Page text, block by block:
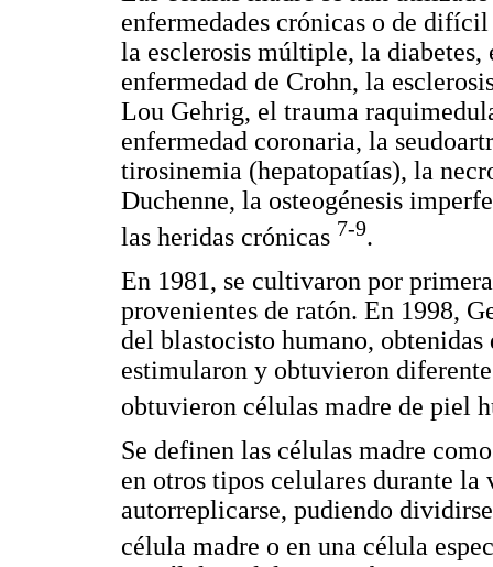
enfermedades crónicas o de
la esclerosis múltiple, la
enfermedad de Crohn, la
Lou Gehrig, el trauma
enfermedad coronaria, la
tirosinemia (hepatopatías), la
Duchenne, la osteogénesis
las heridas crónicas 7-9.
En 1981, se cultivaron por
provenientes de ratón. En 1998,
del blastocisto humano, obtenidas
estimularon y obtuvieron
obtuvieron células madre de piel
Se definen las células madre
en otros tipos celulares durante
autorreplicarse, pudiendo
célula madre o en una célula